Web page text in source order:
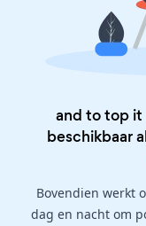
and to top it
beschikbaar
Bovendien werkt
dag en nacht om